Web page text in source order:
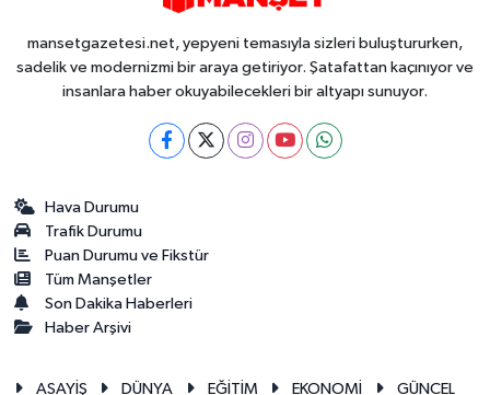
mansetgazetesi.net, yepyeni temasıyla sizleri buluştururken,
sadelik ve modernizmi bir araya getiriyor. Şatafattan kaçınıyor ve
insanlara haber okuyabilecekleri bir altyapı sunuyor.
Hava Durumu
Trafik Durumu
Puan Durumu ve Fikstür
Tüm Manşetler
Son Dakika Haberleri
Haber Arşivi
ASAYİŞ DÜNYA EĞİTİM EKONOMİ GÜNCEL